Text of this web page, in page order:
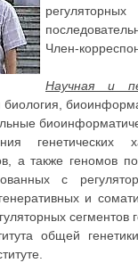
Член-
Научная и
генетических
а также геномов
с
и
общей